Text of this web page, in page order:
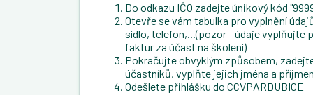
Do odkazu IČO zadejte únikový kód
Otevře se vám tabulka pro vyplnění
sídlo, telefon,...(pozor - údaje vyplňujte
faktur za účast na školení)
Pokračujte obvyklým způsobem,
účastníků, vyplňte jejich jména a
Odešlete přihlášku do CCVPARDUBICE